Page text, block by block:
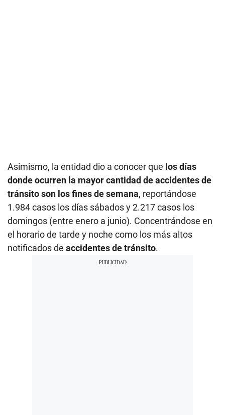
Asimismo, la entidad dio a conocer que los días
donde ocurren la mayor cantidad de accidentes de
tránsito son los fines de semana, reportándose
1.984 casos los días sábados y 2.217 casos los
domingos (entre enero a junio). Concentrándose en
el horario de tarde y noche como los más altos
notificados de accidentes de tránsito.